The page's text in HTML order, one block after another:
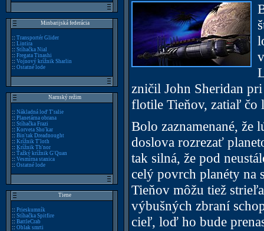
Minbarijská federácia
:: Transportér Glider
:: Lintira
:: Stíhačka Nial
:: Fregata Tinashi
:: Vojnový krížnik Sharlin
:: Ostatné lode
Narnský režim
:: Nákladná loď T'ralie
:: Planetárna obrana
:: Stíhačka Frazi
:: Korveta Sho'kar
:: Bin'tak Dreadnought
:: Krížnik T'loth
:: Krížnik Th'nor
:: Ťažký krížnik G'Quan
:: Vesmírna stanica
:: Ostatné lode
Tiene
:: Prieskumník
:: Stíhačka Spitfire
:: BattleCrab
:: Oblak smrti
zničil John Sheridan
flotile Tieňov, zatiaľ čo
Bolo zaznamenané, že
doslova rozrezať
tak silná, že pod
celý povrch planéty na
Tieňov môžu tiež
výbušných zbraní
cieľ, loď ho bude